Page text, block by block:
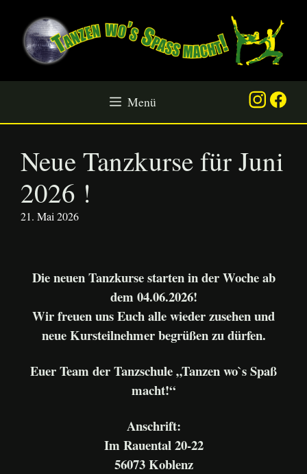
springen
Menü
Neue Tanzkurse für Juni
2026 !
21. Mai 2026
Die neuen Tanzkurse starten in der Woche ab
dem 04.06.2026!
Wir freuen uns Euch alle wieder zusehen und
neue Kursteilnehmer begrüßen zu dürfen.
Euer Team der Tanzschule „Tanzen wo`s Spaß
macht!“
Anschrift:
Im Rauental 20-22
56073 Koblenz